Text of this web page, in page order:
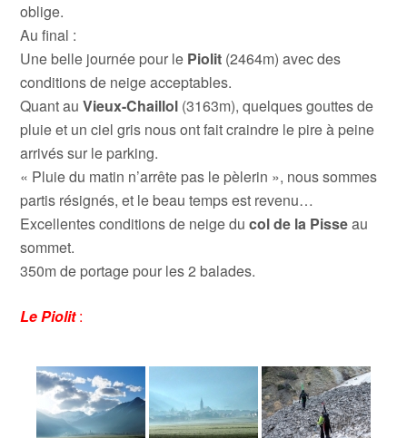
oblige.
Au final :
Une belle journée pour le Piolit (2464m) avec des
conditions de neige acceptables.
Quant auVieux-Chaillol (3163m), quelques gouttes de
pluie et un ciel gris nous ont fait craindre le pire à peine
arrivés sur le parking.
« Pluie du matin n’arrête pas le pèlerin », nous sommes
partis résignés, et le beau temps est revenu…
Excellentes conditions de neige ducol de la Pisseau
sommet.
350m de portage pour les 2 balades.
Le Piolit: